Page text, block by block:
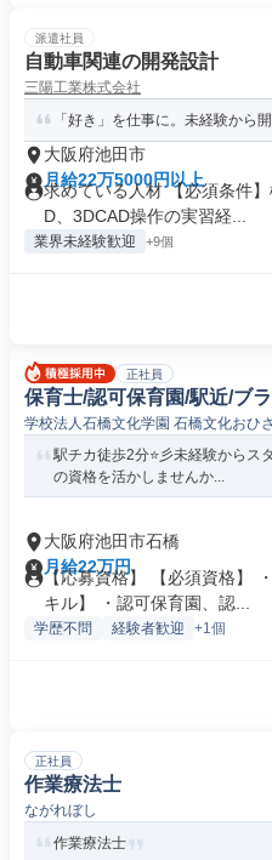
派遣社員
自動車関連の開発設計
三陽工業株式会社
「好き」を仕事に。未経験から
大阪府池田市
月給22万5000円以上
求めている人材 【必須条件
D、3DCAD操作の実習経...
業界未経験歓迎 +9個
正社員
保育士/認可保育園/駅近/ブ
学校法人石橋文化学園 石橋文化おひ
駅チカ徒歩2分⭐彡未経験からス
の資格を活かしませんか...
大阪府池田市石橋
月給22万円
【応募資格】 【必須資格】
キル】 ・認可保育園、認...
学歴不問 経験者歓迎 +1個
正社員
作業療法士
ながれぼし
作業療法士